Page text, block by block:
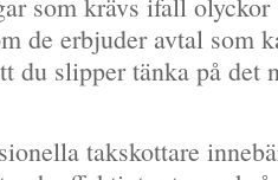
de erbjuder avtal som
du slipper tänka på det
takskottare